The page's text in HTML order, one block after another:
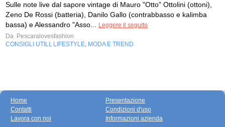
Sulle note live dal sapore vintage di Mauro "Otto" Ottolini (ottoni),
Zeno De Rossi (batteria), Danilo Gallo (contrabbasso e kalimba
bassa) e Alessandro "Asso... Leggere il seguito
Da Pescaralovesfashion
CONSIGLI UTILI , LIFESTYLE, MODA E TREND
Home
Contatti
Lavora con noi
Presentazione
Condizioni d'uso
Informazioni azienda